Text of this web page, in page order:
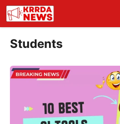
Skip
content
Students